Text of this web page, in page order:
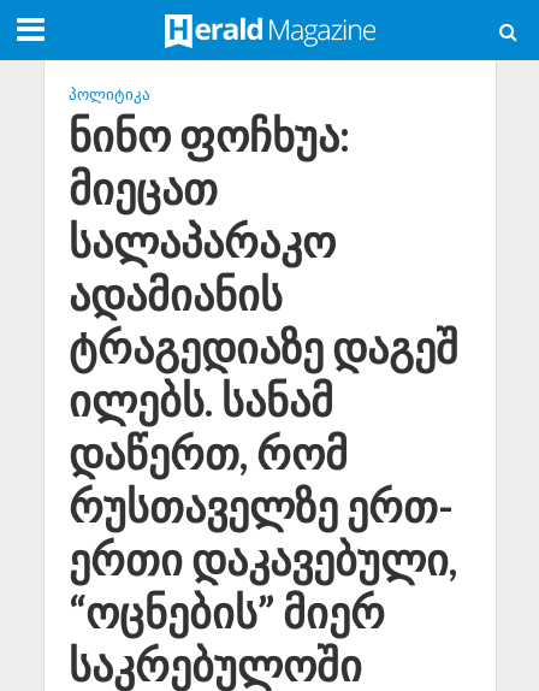
ᲞᲝᲚᲘᲢᲘᲙᲐ
ნინო ფოჩხუა:
მიეცათ
სალაპარაკო
ადამიანის
ტრაგედიაზე დაგეშ
ილებს. სანამ
დაწერთ, რომ
რუსთაველზე ერთ-
ერთი დაკავებული,
“ოცნების” მიერ
საკრებულოში